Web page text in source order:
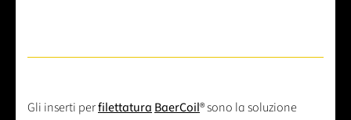
Gli inserti perfilettatura BaerCoil® sono la soluzione